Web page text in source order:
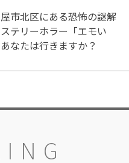
市北区にある恐怖の謎解
テリーホラー「エモい
なたは行きますか？